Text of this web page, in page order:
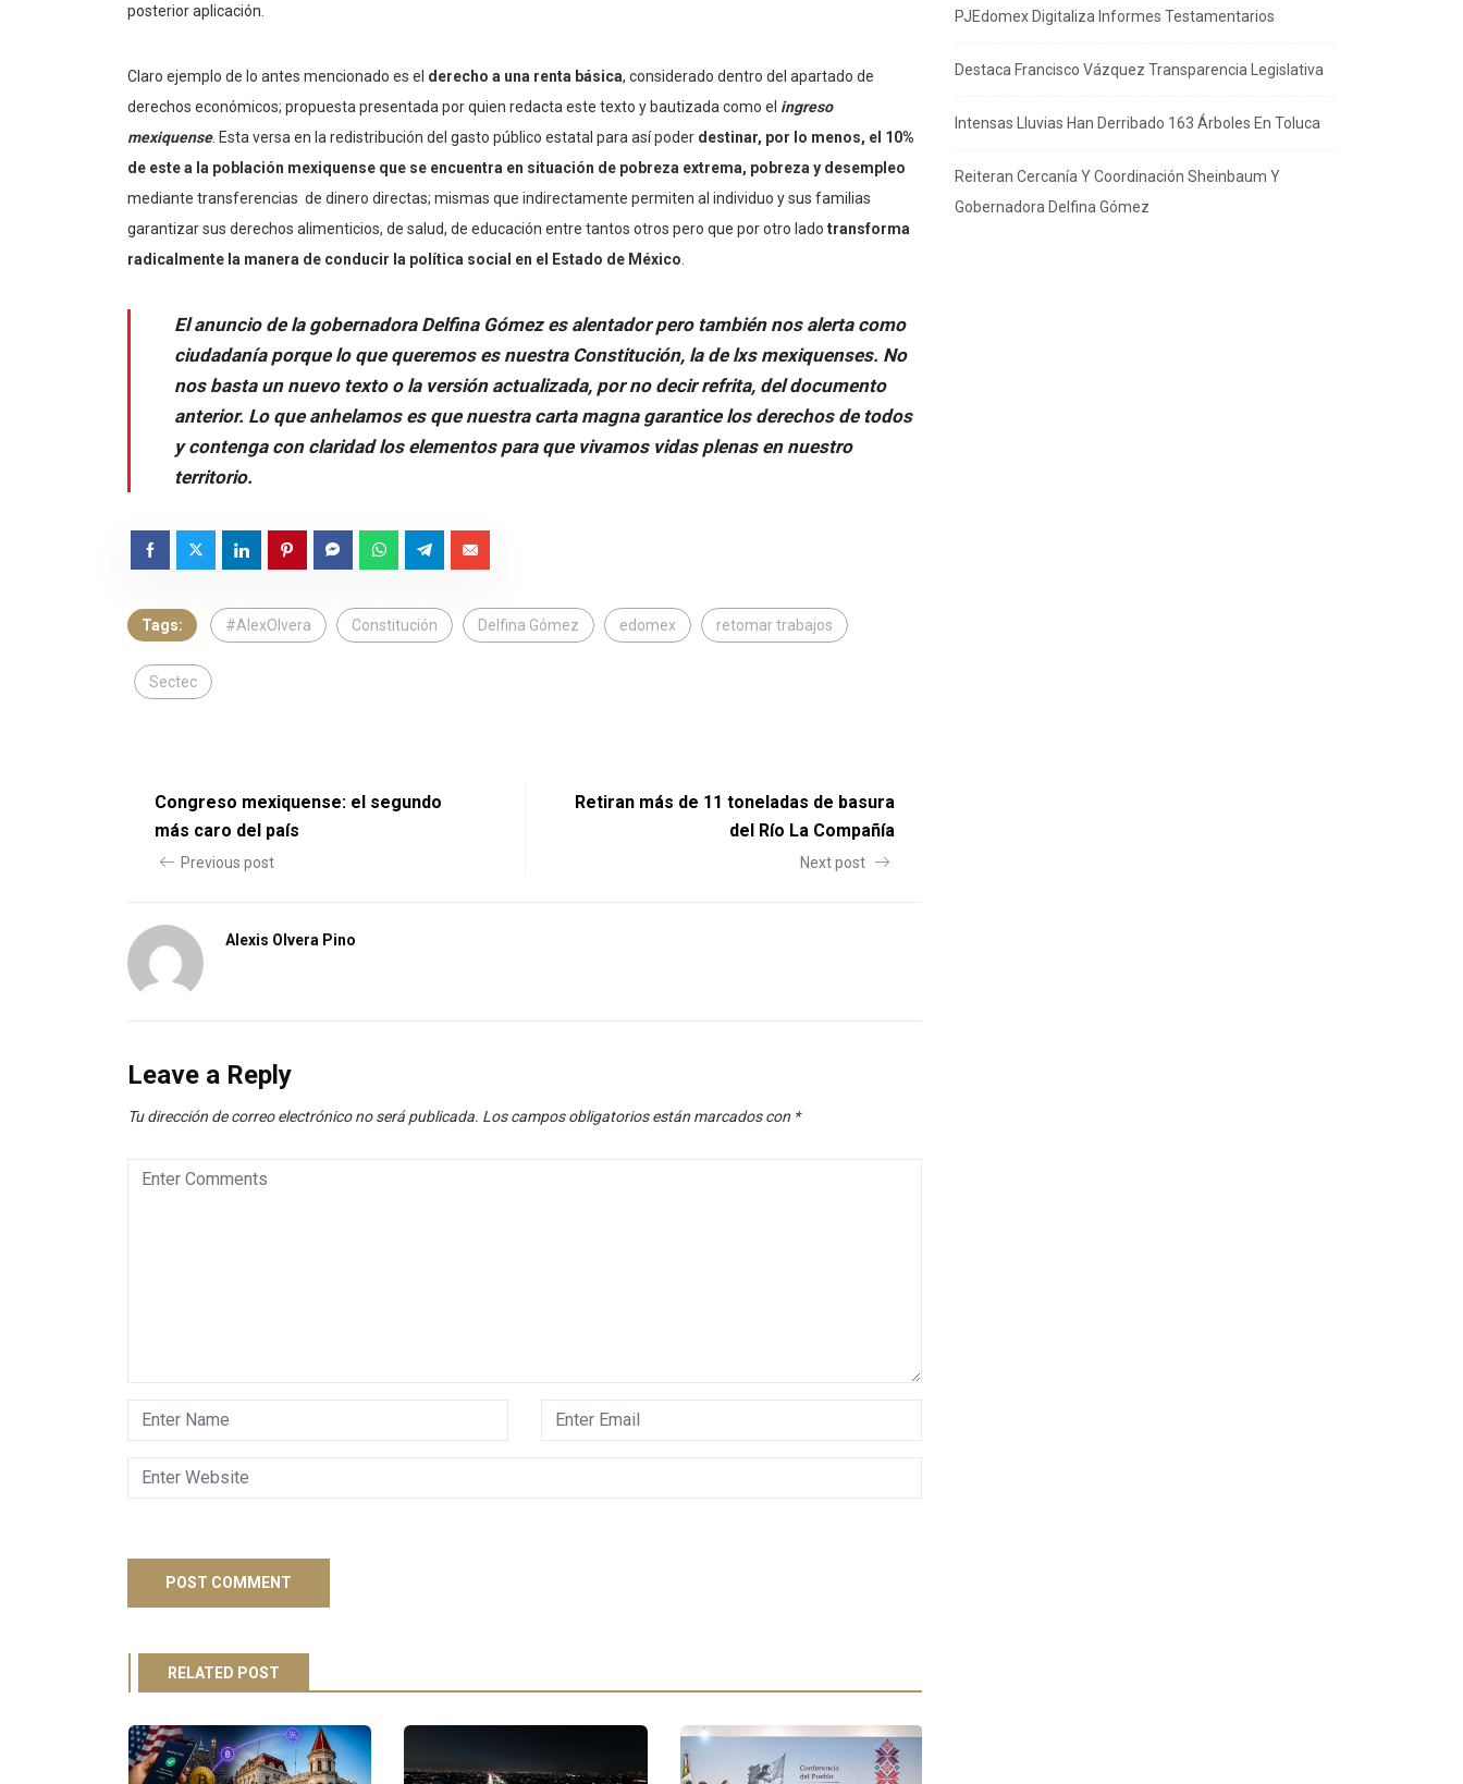
posterior aplicación.
Claro ejemplo de lo antes mencionado es el derecho a una renta básica, considerado dentro del apartado de
derechos económicos; propuesta presentada por quien redacta este texto y bautizada como el ingreso
mexiquense. Esta versa en la redistribución del gasto público estatal para así poder destinar, por lo menos, el 10%
de este a la población mexiquense que se encuentra en situación de pobreza extrema, pobreza y desempleo
mediante transferencias de dinero directas; mismas que indirectamente permiten al individuo y sus familias
garantizar sus derechos alimenticios, de salud, de educación entre tantos otros pero que por otro lado transforma
radicalmente la manera de conducir la política social en el Estado de México
El anuncio de la gobernadora Delfina Gómez es alentador pero también nos alerta como
ciudadanía porque lo que queremos es nuestra Constitución, la de lxs mexiquenses. No
nos basta un nuevo texto o la versión actualizada, por no decir refrita, del documento
anterior. Lo que anhelamos es que nuestra carta magna garantice los derechos de todos
y contenga con claridad los elementos para que vivamos vidas plenas en nuestro
territorio.
Tags: #AlexOlvera Constitución Delfina Gómez edomex retomar trabajos
Sectec
Congreso mexiquense: el segundo
más caro del país
Previous post
Retiran más de 11 toneladas de basura
del Río La Compañía
Next post
Alexis Olvera Pino
Leave a Reply
Tu dirección de correo electrónico no será publicada. Los campos obligatorios están marcados con *
RELATED POST
PJEdomex Digitaliza Informes Testamentarios
Destaca Francisco Vázquez Transparencia Legislativa
Intensas Lluvias Han Derribado 163 Árboles En Toluca
Reiteran Cercanía Y Coordinación Sheinbaum Y
Gobernadora Delfina Gómez